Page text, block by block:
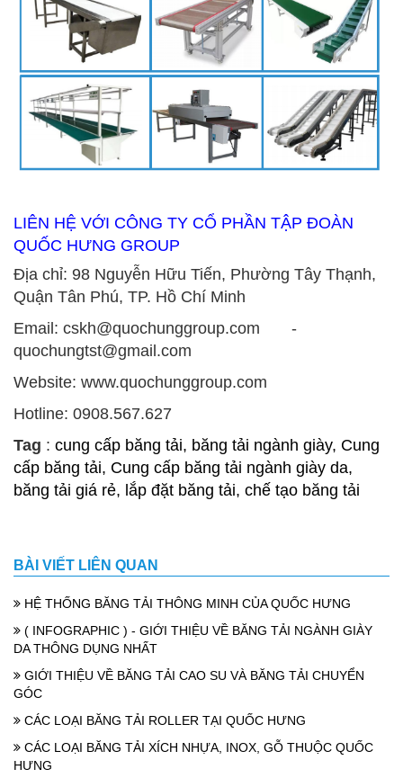
LIÊN HỆ VỚI CÔNG TY CỔ PHẦN TẬP ĐOÀN
QUỐC HƯNG GROUP
Địa chỉ: 98 Nguyễn Hữu Tiến, Phường Tây Thạnh,
Quận Tân Phú, TP. Hồ Chí Minh
Email: cskh@quochunggroup.com -
quochungtst@gmail.com
Website: www.quochunggroup.com
Hotline: 0908.567.627
Tag : cung cấp băng tải, băng tải ngành giày, Cung
cấp băng tải, Cung cấp băng tải ngành giày da,
băng tải giá rẻ, lắp đặt băng tải, chế tạo băng tải
BÀI VIẾT LIÊN QUAN
HỆ THỐNG BĂNG TẢI THÔNG MINH CỦA QUỐC HƯNG
( INFOGRAPHIC ) - GIỚI THIỆU VỀ BĂNG TẢI NGÀNH GIÀY
DA THÔNG DỤNG NHẤT
GIỚI THIỆU VỀ BĂNG TẢI CAO SU VÀ BĂNG TẢI CHUYỂN
GÓC
CÁC LOẠI BĂNG TẢI ROLLER TẠI QUỐC HƯNG
CÁC LOẠI BĂNG TẢI XÍCH NHỰA, INOX, GỖ THUỘC QUỐC
HƯNG